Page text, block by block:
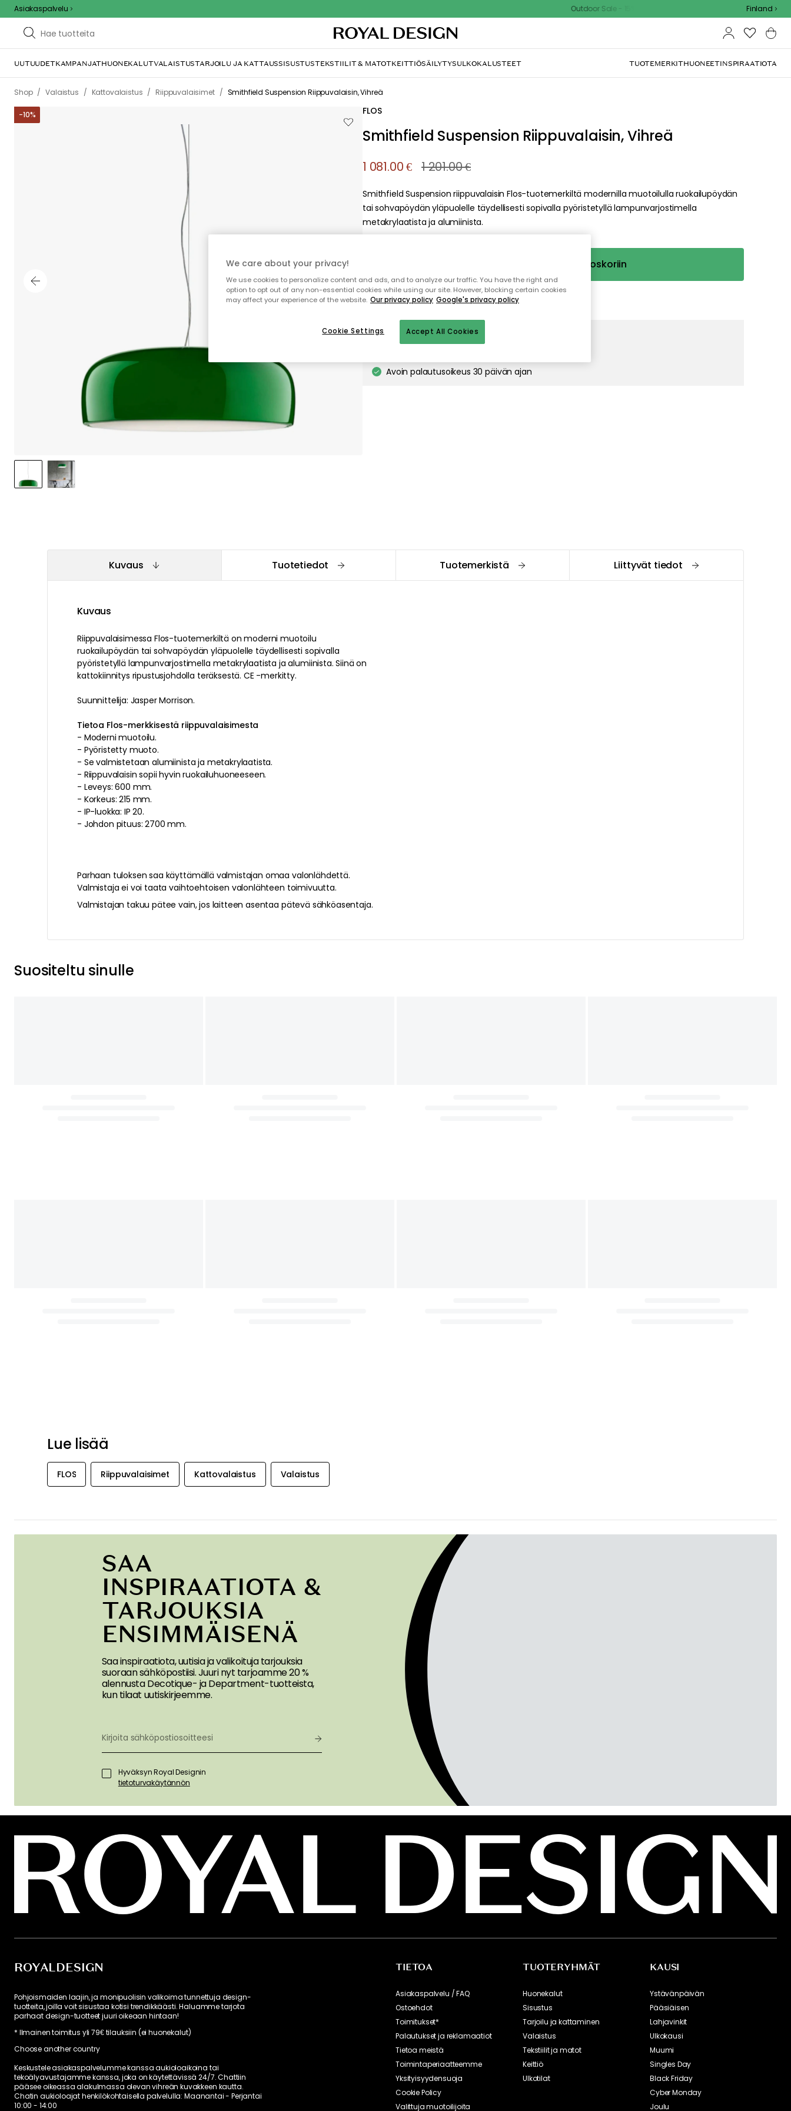
Asiakaspalvelu Outdoor Sale - 15% EXTRA alennus koodilla Finland
UUTUUDETKAMPANJATHUONEKALUTVALAISTUSTARJOILU JA KATTAUSSISUSTUSTEKSTIILIT & MATOTKEITTIÖSÄILYTYSULKOKALUSTEET TUOTEMERKITHUONEETINSPIRAATIOTA
Shop / Valaistus / Kattovalaistus / Riippuvalaisimet / Smithfield Suspension Riippuvalaisin, Vihreä
-10% FLOS
Smithfield Suspension Riippuvalaisin, Vihreä
1 081.00 € 1 201.00 €
Smithfield Suspension riippuvalaisin Flos-tuotemerkiltä modernilla muotoilulla ruokailupöydän
tai sohvapöydän yläpuolelle täydellisesti sopivalla pyöristetyllä lampunvarjostimella
metakrylaatista ja alumiinista.
Lisää ostoskoriin
Ilmainen toimitus Vain 1 kpl jäljellä varastossa
Ilmainen toimitus yli 79 €*
Avoin palautusoikeus 30 päivän ajan
Kuvaus Tuotetiedot Tuotemerkistä Liittyvät tiedot
Kuvaus
Riippuvalaisimessa Flos-tuotemerkiltä onmoderni muotoilu
ruokailupöydän tai sohvapöydän yläpuolelle täydellisesti sopivalla
pyöristetyllä lampunvarjostimella metakrylaatista jaalumiinista. Siinä on
kattokiinnitys ripustusjohdolla teräksestä. CE -merkitty.
Suunnittelija: Jasper Morrison.
Tietoa Flos-merkkisestä riippuvalaisimesta
- Moderni muotoilu.
- Pyöristetty muoto.
- Se valmistetaanalumiinista ja metakrylaatista.
- Riippuvalaisin sopii hyvin ruokailuhuoneeseen.
- Leveys: 600 mm.
- Korkeus: 215 mm.
- IP-luokka: IP 20.
- Johdon pituus: 2700 mm.
Parhaan tuloksen saa käyttämällä valmistajan omaa valonlähdettä.
Valmistaja ei voi taata vaihtoehtoisen valonlähteen toimivuutta.
Valmistajan takuu pätee vain, jos laitteen asentaa pätevä sähköasentaja.
Suositeltu sinulle
Lue lisää
FLOS Riippuvalaisimet Kattovalaistus Valaistus
SAA
INSPIRAATIOTA &
TARJOUKSIA
ENSIMMÄISENÄ
Saa inspiraatiota, uutisia ja valikoituja tarjouksia
suoraan sähköpostiisi. Juuri nyt tarjoamme 20 %
alennusta Decotique- ja Department-tuotteista,
kun tilaat uutiskirjeemme.
Hyväksyn Royal Designin
tietoturvakäytännön
ROYALDESIGN
Pohjoismaiden laajin, ja monipuolisin valikoima tunnettuja design-
tuotteita, joilla voit sisustaa kotisi trendikkäästi. Haluamme tarjota
parhaat design-tuotteet juuri oikeaan hintaan!
* Ilmainen toimitus yli 79€ tilauksiin (ei huonekalut)
Choose another country
Keskustele asiakaspalvelumme kanssa aukioloaikoina tai
tekoälyavustajamme kanssa, joka on käytettävissä 24/7. Chattiin
pääsee oikeassa alakulmassa olevan vihreän kuvakkeen kautta.
Chatin aukioloajat henkilökohtaisella palvelulla: Maanantai - Perjantai
10:00 - 14:00
TIETOA
Asiakaspalvelu / FAQ
Ostoehdot
Toimitukset*
Palautukset ja reklamaatiot
Tietoa meistä
Toimintaperiaatteemme
Yksityisyydensuoja
Cookie Policy
Valittuja muotoilijoita
TUOTERYHMÄT
Huonekalut
Sisustus
Tarjoilu ja kattaminen
Valaistus
Tekstiilit ja matot
Keittiö
Ulkotilat
KAUSI
Ystävänpäivän
Pääsiäisen
Lahjavinkit
Ulkokausi
Muumi
Singles Day
Black Friday
Cyber Monday
Joulu
We care about your privacy!
We use cookies to personalize content and ads, and to analyze our traffic. You have the right and
option to opt out of any non-essential cookies while using our site. However, blocking certain cookies
may affect your experience of the website. Our privacy policy Google's privacy policy
Accept All Cookies
Cookie Settings